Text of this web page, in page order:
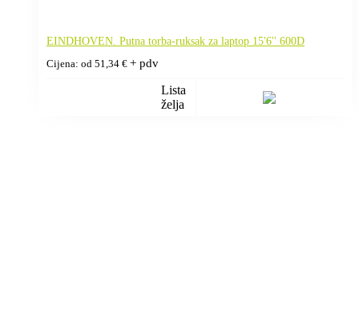
EINDHOVEN. Putna torba-ruksak za laptop 15'6'' 600D
Cijena: od 51,34 € + pdv
Lista
želja